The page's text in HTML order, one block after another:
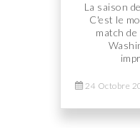
La saison
C'est le
match
24 Octobre